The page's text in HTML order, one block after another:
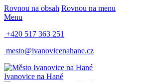
Rovnou na obsah Rovnou na menu
Menu
+420 517 363 251
mesto@ivanovicenahane.cz
Ivanovice na Hané